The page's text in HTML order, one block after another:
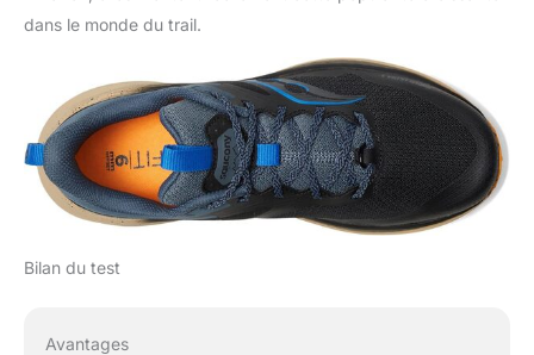
dans le monde du trail.
Bilan du test
Avantages